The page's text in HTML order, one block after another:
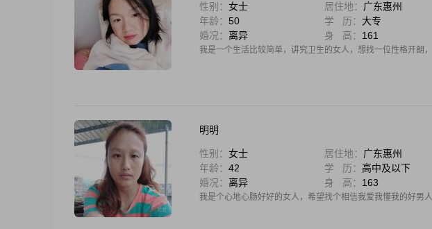
性别： 女士 居住地： 广东惠州
年龄： 50 学 历： 大专
婚况： 离异 身 高： 161
我是一个生活比较简单，讲究卫生的女人，想找一位性格开朗
明明
性别： 女士 居住地： 广东惠州
年龄： 42 学 历： 高中及以下
婚况： 离异 身 高： 163
我是个心地心肠好好的女人，希望找个相信我爱我懂我的好男人